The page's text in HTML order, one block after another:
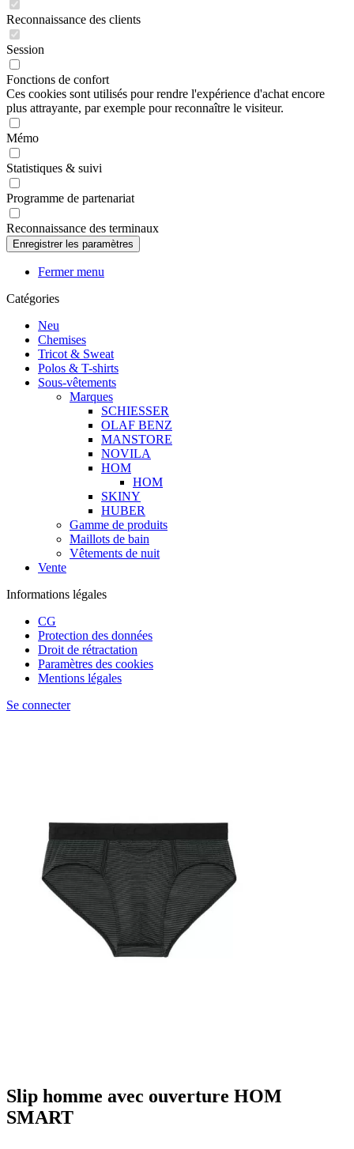
Reconnaissance des clients
Session
Fonctions de confort
Ces cookies sont utilisés pour rendre l'expérience d'achat encore
plus attrayante, par exemple pour reconnaître le visiteur.
Mémo
Statistiques & suivi
Programme de partenariat
Reconnaissance des terminaux
Fermer menu
Catégories
Neu
Chemises
Tricot & Sweat
Polos & T-shirts
Sous-vêtements
Marques
SCHIESSER
OLAF BENZ
MANSTORE
NOVILA
HOM
HOM
SKINY
HUBER
Gamme de produits
Maillots de bain
Vêtements de nuit
Vente
Informations légales
CG
Protection des données
Droit de rétractation
Paramètres des cookies
Mentions légales
Se connecter
Slip homme avec ouverture HOM
SMART